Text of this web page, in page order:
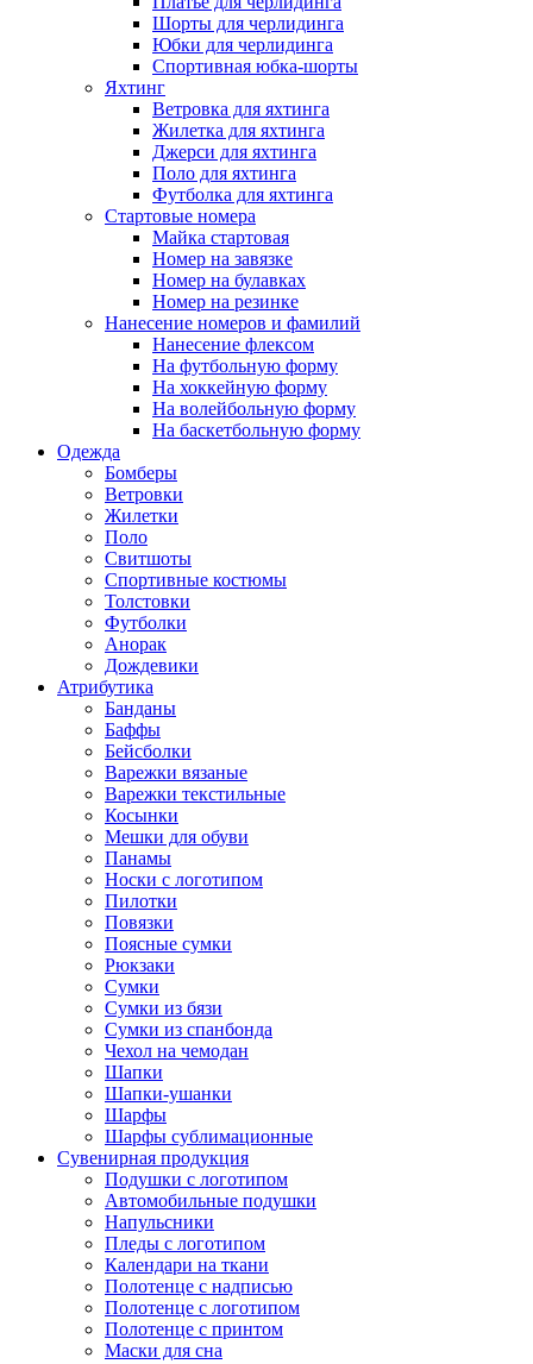
Шорты для черлидинга
Юбки для черлидинга
Спортивная юбка-шорты
Яхтинг
Ветровка для яхтинга
Жилетка для яхтинга
Джерси для яхтинга
Поло для яхтинга
Футболка для яхтинга
Стартовые номера
Майка стартовая
Номер на завязке
Номер на булавках
Номер на резинке
Нанесение номеров и фамилий
Нанесение флексом
На футбольную форму
На хоккейную форму
На волейбольную форму
На баскетбольную форму
Одежда
Бомберы
Ветровки
Жилетки
Поло
Свитшоты
Спортивные костюмы
Толстовки
Футболки
Анорак
Дождевики
Атрибутика
Банданы
Баффы
Бейсболки
Варежки вязаные
Варежки текстильные
Косынки
Мешки для обуви
Панамы
Носки с логотипом
Пилотки
Повязки
Поясные сумки
Рюкзаки
Сумки
Сумки из бязи
Сумки из спанбонда
Чехол на чемодан
Шапки
Шапки-ушанки
Шарфы
Шарфы сублимационные
Сувенирная продукция
Подушки с логотипом
Автомобильные подушки
Напульсники
Пледы с логотипом
Календари на ткани
Полотенце с надписью
Полотенце с логотипом
Полотенце с принтом
Маски для сна